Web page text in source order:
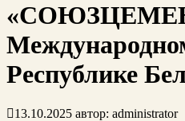
Республике
13.10.2025 автор: administrator